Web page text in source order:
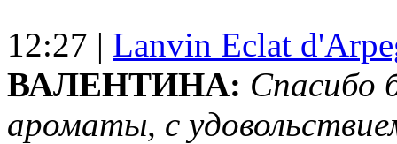
12:27 | Lanvin Eclat
ВАЛЕНТИНА: Спасибо
ароматы, с